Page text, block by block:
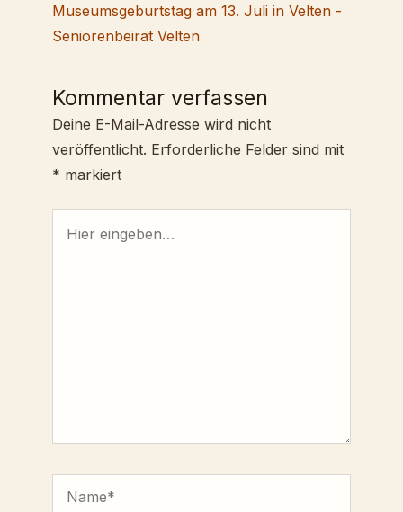
Museumsgeburtstag am 13. Juli in Velten -
Seniorenbeirat Velten
Kommentar verfassen
Deine E-Mail-Adresse wird nicht
veröffentlicht. Erforderliche Felder sind mit
* markiert
eingeben…